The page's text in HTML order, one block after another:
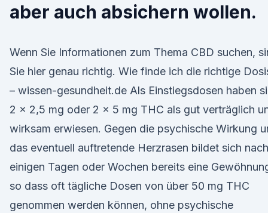
aber auch absichern wollen.
Wenn Sie Informationen zum Thema CBD suchen,
Sie hier genau richtig. Wie finde ich die richtige
– wissen-gesundheit.de Als Einstiegsdosen haben
2 x 2,5 mg oder 2 x 5 mg THC als gut verträglich
wirksam erwiesen. Gegen die psychische Wirkung
das eventuell auftretende Herzrasen bildet sich nach
einigen Tagen oder Wochen bereits eine
so dass oft tägliche Dosen von über 50 mg THC
genommen werden können, ohne psychische